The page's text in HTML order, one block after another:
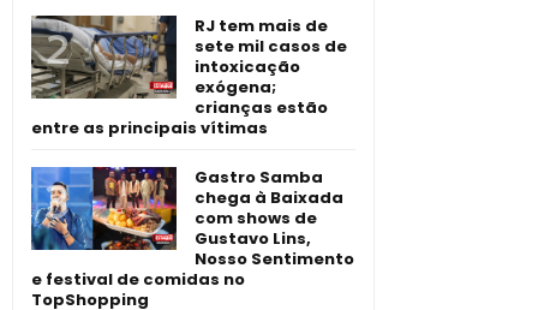
RJ tem mais de
sete mil casos de
intoxicação
exógena;
crianças estão
entre as principais vítimas
Gastro Samba
chega à Baixada
com shows de
Gustavo Lins,
Nosso Sentimento
e festival de comidas no
TopShopping